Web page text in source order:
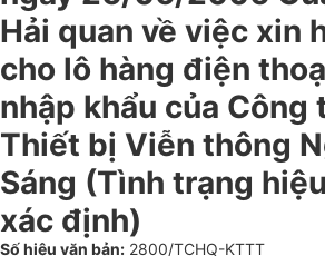
Hải quan về việc xin
cho lô hàng điện
nhập khẩu của Công
Thiết bị Viễn thông
Sáng (Tình trạng
xác định)
Số hiệu văn bản: 2800/TCHQ-KTTT